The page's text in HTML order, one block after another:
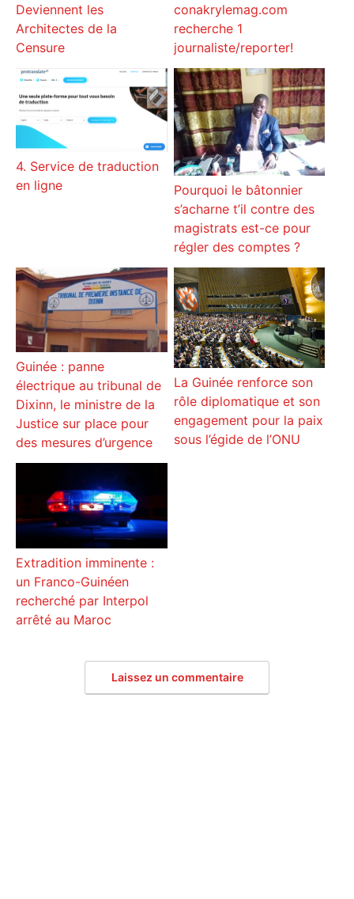
Deviennent les
Architectes de la
Censure
conakrylemag.com
recherche 1
journaliste/reporter!
4. Service de traduction
en ligne
Pourquoi le bâtonnier
s’acharne t’il contre des
magistrats est-ce pour
régler des comptes ?
Guinée : panne
électrique au tribunal de
Dixinn, le ministre de la
Justice sur place pour
des mesures d’urgence
La Guinée renforce son
rôle diplomatique et son
engagement pour la paix
sous l’égide de l’ONU
Extradition imminente :
un Franco-Guinéen
recherché par Interpol
arrêté au Maroc
Laissez un commentaire